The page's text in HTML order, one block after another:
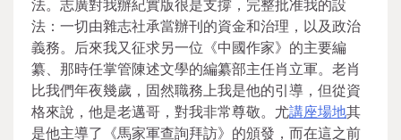
法。志廣對我辦紀實版很是支撐，完整批准我的設
法：一切由雜志社承當辦刊的資金和治理，以及政治
義務。后來我又征求另一位《中國作家》的主要編
纂、那時任掌管陳述文學的編纂部主任肖立軍。老肖
比我們年夜幾歲，固然職務上我是他的引導，但從資
格來說，他是老邁哥，對我非常尊敬。尤講座場地其
是他主導了《馬家軍查詢拜訪》的頒發，而在這之前